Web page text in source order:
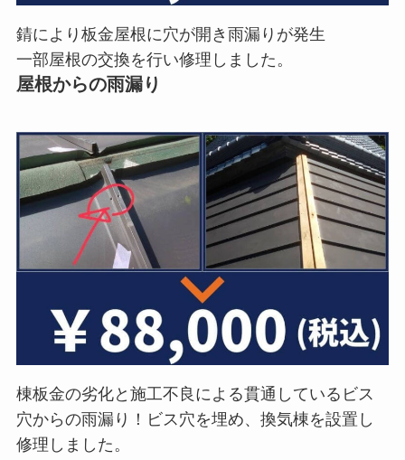
錆により板金屋根に穴が開き雨漏りが発生
一部屋根の交換を行い修理しました。
屋根からの雨漏り
棟板金の劣化と施工不良による貫通しているビス
穴からの雨漏り！ビス穴を埋め、換気棟を設置し
修理しました。